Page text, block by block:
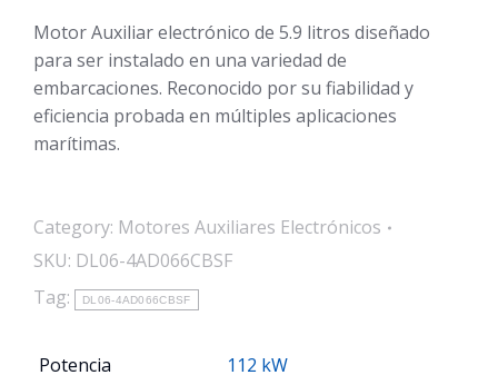
Motor Auxiliar electrónico de 5.9 litros diseñado
para ser instalado en una variedad de
embarcaciones. Reconocido por su fiabilidad y
eficiencia probada en múltiples aplicaciones
marítimas.
Category: Motores Auxiliares Electrónicos
SKU: DL06-4AD066CBSF
Tag:
DL06-4AD066CBSF
Potencia 112 kW